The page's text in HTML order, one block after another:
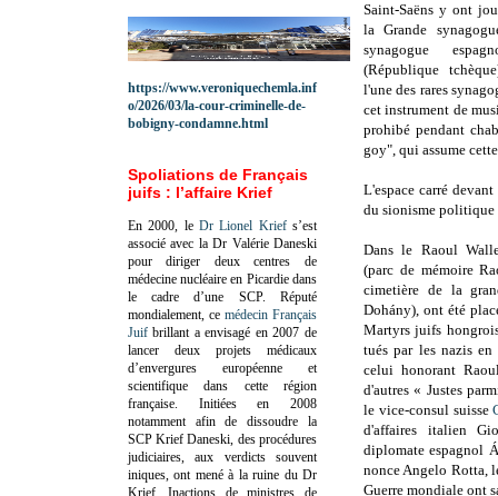
Saint-Saëns y ont
la Grande
synagogue
(République
l'une des rares
cet instrument de
prohibé pendant
goy", qui assume
L'espace carré
du sionisme politique
Dans le Raoul
(parc de mémoire
cimetière de la
Dohány), ont été
Martyrs juifs
tués par les nazis
celui honorant
d'autres « Justes
le vice-consul suisse
d'affaires italien
diplomate espagnol
nonce Angelo Rotta,
Guerre mondiale ont
https://www.veroniquechemla.inf
o/2026/03/la-cour-criminelle-de-
bobigny-condamne.html
Spoliations de Français
juifs : l’affaire Krief
En 2000, le Dr Lionel Kriefs’est
associé avec la Dr Valérie Daneski
pour diriger deux centres de
médecine nucléaire en Picardie dans
le cadre d’une SCP. Réputé
mondialement, ce médecin Français
Juif brillant a envisagé en 2007 de
lancer deux projets médicaux
d’envergures européenne et
scientifique dans cette région
française. Initiées en 2008
notamment afin de dissoudre la
SCP Krief Daneski, des procédures
judiciaires, aux verdicts souvent
iniques, ont mené à la ruine du Dr
Krief.Inactions de ministres de